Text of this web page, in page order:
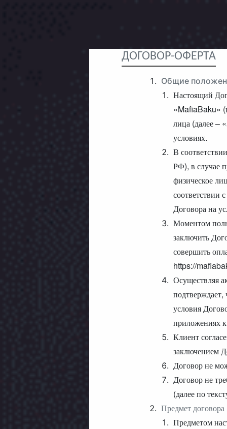
ДОГОВОР-ОФЕРТА
Общие
Настоящий
«MafiaBaku»
лица (далее –
условиях.
В
РФ), в случае
физическое
соответствии
Договора на
Моментом
заключить
совершить
https://
Осуществляя
подтверждает,
условия
приложениях
Клиент
заключением
Договор не
Договор не
(далее по
Предмет договора
Предметом